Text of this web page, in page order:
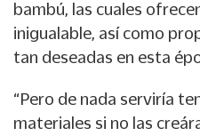
bambú, las cuales
inigualable, así como
tan deseadas en esta
“Pero de nada serviría
materiales si no las